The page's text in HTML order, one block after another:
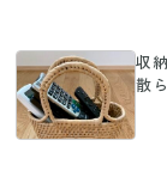
収
散